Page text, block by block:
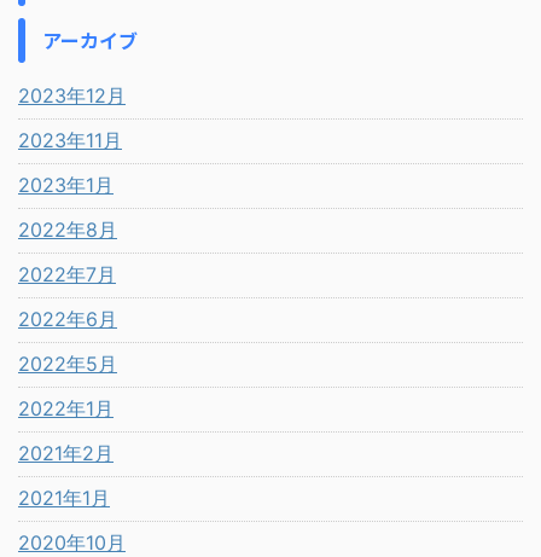
アーカイブ
2023年12月
2023年11月
2023年1月
2022年8月
2022年7月
2022年6月
2022年5月
2022年1月
2021年2月
2021年1月
2020年10月